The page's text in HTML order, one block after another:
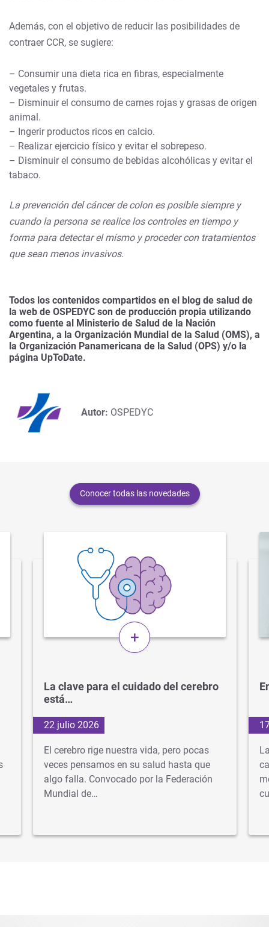
Además, con el objetivo de reducir las posibilidades de
contraer CCR, se sugiere:
– Consumir una dieta rica en fibras, especialmente
vegetales y frutas.
– Disminuir el consumo de carnes rojas y grasas de origen
animal.
– Ingerir productos ricos en calcio.
– Realizar ejercicio físico y evitar el sobrepeso.
– Disminuir el consumo de bebidas alcohólicas y evitar el
tabaco.
La prevención del cáncer de colon es posible siempre y
cuando la persona se realice los controles en tiempo y
forma para detectar el mismo y proceder con tratamientos
que sean menos invasivos.
Todos los contenidos compartidos en el blog de salud de
la web de OSPEDYC son de producción propia utilizando
como fuente al Ministerio de Salud de la Nación
Argentina, a la Organización Mundial de la Salud (OMS), a
la Organización Panamericana de la Salud (OPS) y/o la
página UpToDate.
Autor: OSPEDYC
Conocer todas las novedades
+
La clave para el cuidado del cerebro
está…
22 julio 2026
El cerebro rige nuestra vida, pero pocas
veces pensamos en su salud hasta que
algo falla. Convocado por la Federación
Mundial de…